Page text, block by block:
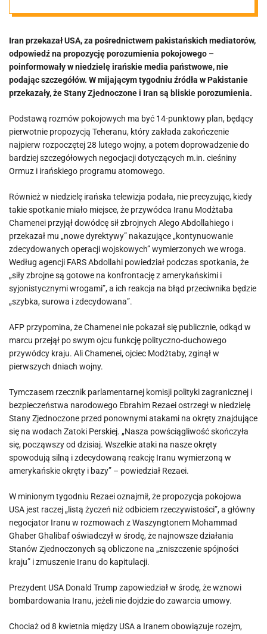
zawieszeniu.
Ropa jak nie
płynęła, tak nie
płynie
Iran przekazał USA, za pośrednictwem pakistańskich mediatorów,
odpowiedź na propozycję porozumienia pokojowego –
poinformowały w niedzielę irańskie media państwowe, nie
podając szczegółów. W mijającym tygodniu źródła w Pakistanie
przekazały, że Stany Zjednoczone i Iran są bliskie porozumienia.
Podstawą rozmów pokojowych ma być 14-punktowy plan, będący
pierwotnie propozycją Teheranu, który zakłada zakończenie
najpierw rozpoczętej 28 lutego wojny, a potem doprowadzenie do
bardziej szczegółowych negocjacji dotyczących m.in. cieśniny
Ormuz i irańskiego programu atomowego.
Również w niedzielę irańska telewizja podała, nie precyzując, kiedy
takie spotkanie miało miejsce, że przywódca Iranu Modżtaba
Chamenei przyjął dowódcę sił zbrojnych Alego Abdollahiego i
przekazał mu „nowe dyrektywy” nakazujące „kontynuowanie
zdecydowanych operacji wojskowych” wymierzonych we wroga.
Według agencji FARS Abdollahi powiedział podczas spotkania, że
„siły zbrojne są gotowe na konfrontację z amerykańskimi i
syjonistycznymi wrogami”, a ich reakcja na błąd przeciwnika będzie
„szybka, surowa i zdecydowana”.
AFP przypomina, że Chamenei nie pokazał się publicznie, odkąd w
marcu przejął po swym ojcu funkcję polityczno-duchowego
przywódcy kraju. Ali Chamenei, ojciec Modżtaby, zginął w
pierwszych dniach wojny.
Tymczasem rzecznik parlamentarnej komisji polityki zagranicznej i
bezpieczeństwa narodowego Ebrahim Rezaei ostrzegł w niedzielę
Stany Zjednoczone przed ponownymi atakami na okręty znajdujące
się na wodach Zatoki Perskiej. „Nasza powściągliwość skończyła
się, począwszy od dzisiaj. Wszelkie ataki na nasze okręty
spowodują silną i zdecydowaną reakcję Iranu wymierzoną w
amerykańskie okręty i bazy” – powiedział Rezaei.
W minionym tygodniu Rezaei oznajmił, że propozycja pokojowa
USA jest raczej „listą życzeń niż odbiciem rzeczywistości”, a główny
negocjator Iranu w rozmowach z Waszyngtonem Mohammad
Ghaber Ghalibaf oświadczył w środę, że najnowsze działania
Stanów Zjednoczonych są obliczone na „zniszczenie spójności
kraju” i zmuszenie Iranu do kapitulacji.
Prezydent USA Donald Trump zapowiedział w środę, że wznowi
bombardowania Iranu, jeżeli nie dojdzie do zawarcia umowy.
Chociaż od 8 kwietnia między USA a Iranem obowiązuje rozejm,